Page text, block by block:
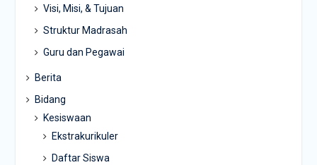
Visi, Misi, & Tujuan
Struktur Madrasah
Guru dan Pegawai
Berita
Bidang
Kesiswaan
Ekstrakurikuler
Daftar Siswa